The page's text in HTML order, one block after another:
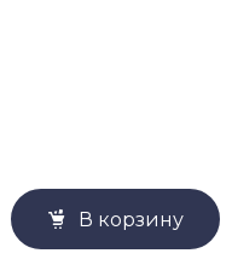
В корзину